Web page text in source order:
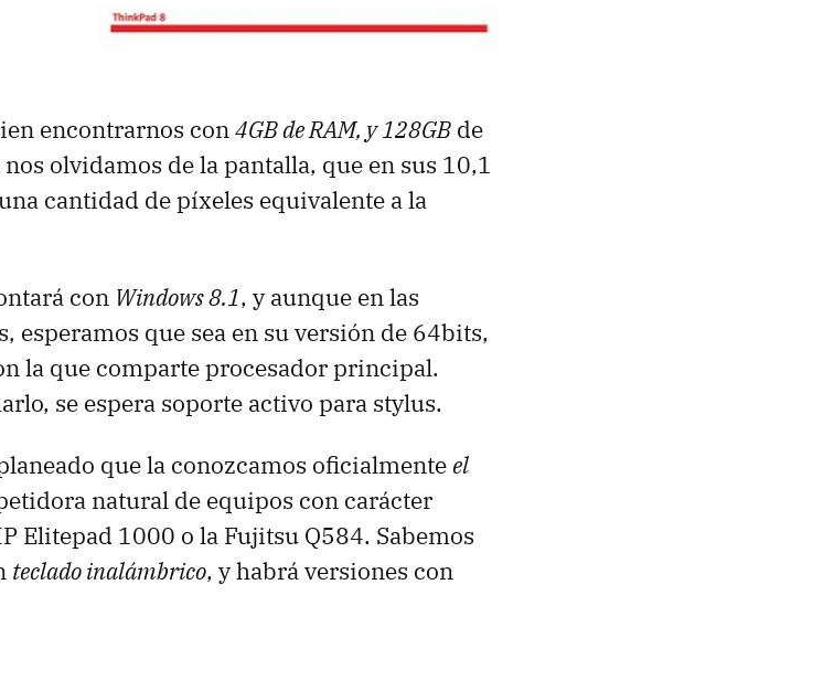
encontrarnos con4GB de RAM, y 128GB de
olvidamos de la pantalla, que en sus 10,1
cantidad de píxeles equivalente a la
con Windows 8.1, y aunque en las
esperamos que sea en su versión de 64bits,
la que comparte procesador principal.
se espera soporte activo para stylus.
que la conozcamos oficialmente el
natural de equipos con carácter
Elitepad 1000 o la Fujitsu Q584. Sabemos
teclado inalámbrico, y habrá versiones con